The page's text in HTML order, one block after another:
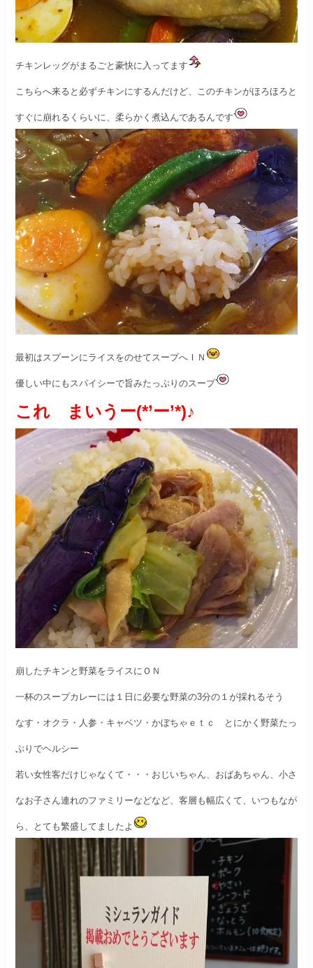
チキンレッグがまるごと豪快に入ってます
こちらへ来ると必ずチキンにするんだけど、 このチキンがほろほろと
すぐに崩れるくらいに、柔らかく煮込んであるんです
最初はスプーンにライスをのせてスープへＩＮ
優しい中にもスパイシーで旨みたっぷりのスープ
これ まいうー(*’ー’*)♪
崩したチキンと野菜をライスにＯＮ
一杯のスープカレーには１日に必要な野菜の3分の１が採れるそう
なす・オクラ・人参・キャベツ・かぼちゃｅｔｃ とにかく野菜たっ
ぷりでヘルシー
若い女性客だけじゃなくて・・・おじいちゃん、おばあちゃん、小さ
なお子さん連れのファミリーなどなど、客層も幅広くて、いつもなが
ら、とても繁盛してましたよ